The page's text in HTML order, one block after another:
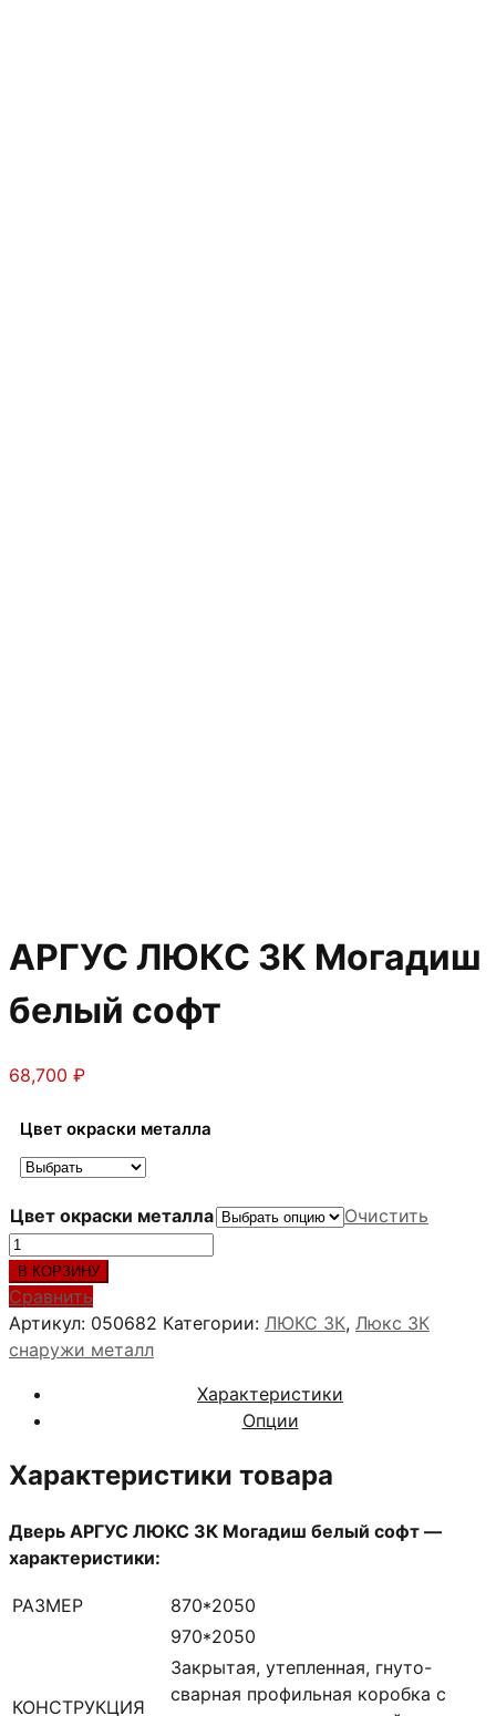
АРГУС ЛЮКС 3К Могадиш
белый софт
68,700 ₽
Цвет окраски металла
Цвет окраски металла
Очистить
Количество
товара
АРГУС
ЛЮКС
3К
белый
софт
В КОРЗИНУ
Сравнить
Артикул: 050682 Категории: ЛЮКС 3К, Люкс 3К
снаружи металл
Характеристики
Опции
Характеристики товара
Дверь АРГУС ЛЮКС 3К Могадиш белый софт —
характеристики:
РАЗМЕР
870*2050
970*2050
КОНСТРУКЦИЯ
Закрытая, утепленная, гнуто-
сварная профильная коробка с